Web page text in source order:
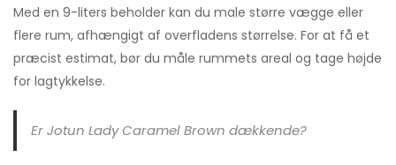
Med en 9-liters beholder kan du male større vægge eller
flere rum, afhængigt af overfladens størrelse. For at få et
præcist estimat, bør du måle rummets areal og tage højde
for lagtykkelse.
Er Jotun Lady Caramel Brown dækkende?